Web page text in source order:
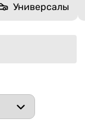
Универсалы